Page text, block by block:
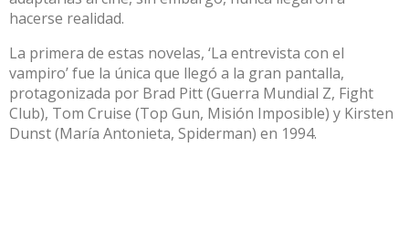
hacerse realidad.
La primera de estas novelas, ‘La entrevista con el
vampiro’ fue la única que llegó a la gran pantalla,
protagonizada por Brad Pitt (Guerra Mundial Z, Fight
Club), Tom Cruise (Top Gun, Misión Imposible) y Kirsten
Dunst (María Antonieta, Spiderman) en 1994.